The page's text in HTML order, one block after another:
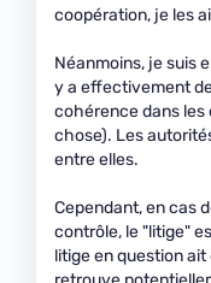
coopération, je les
Néanmoins, je suis
y a effectivement
cohérence dans les
chose). Les
entre elles.
Cependant, en cas
contrôle, le "litige"
litige en question